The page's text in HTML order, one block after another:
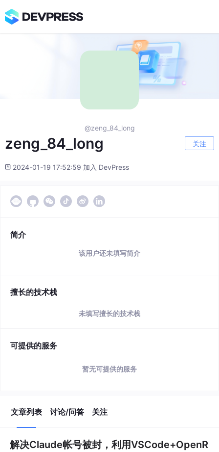
@zeng_84_long
zeng_84_long 关注
2024-01-19 17:52:59 加入 DevPress
简介
该用户还未填写简介
擅长的技术栈
未填写擅长的技术栈
可提供的服务
暂无可提供的服务
文章列表 讨论/问答 关注
解决Claude帐号被封，利用VSCode+OpenR